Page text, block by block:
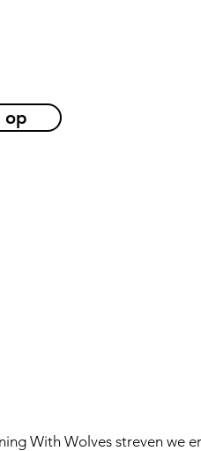
op
With Wolves streven we